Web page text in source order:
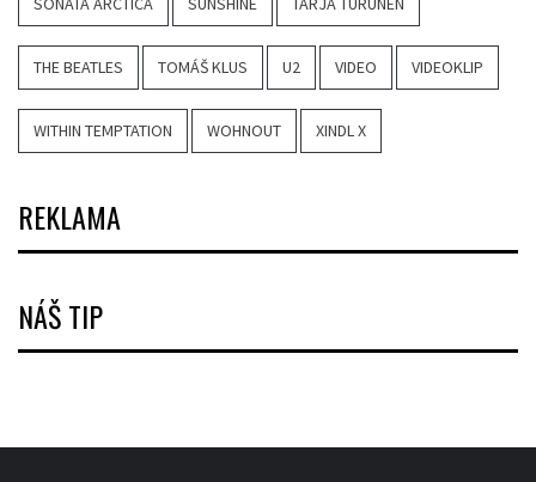
THE BEATLES TOMÁŠ KLUS U2 VIDEO VIDEOKLIP
WITHIN TEMPTATION WOHNOUT XINDL X
REKLAMA
NÁŠ TIP